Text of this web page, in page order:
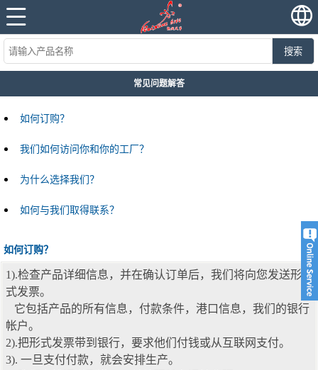
搜索
常见问题解答
如何订购？
我们如何访问你和你的工厂？
为什么选择我们？
如何与我们取得联系？
如何订购？
1).检查产品详细信息，并在确认订单后，我们将向您发送形
式发票。
它包括产品的所有信息，付款条件，港口信息，我们的银行
帐户。
2).把形式发票带到银行，要求他们付钱或从互联网支付。
3). 一旦支付付款，就会安排生产。